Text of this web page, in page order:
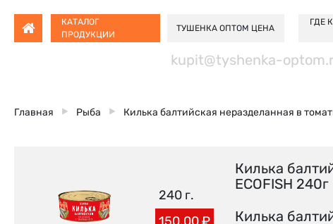
КАТАЛОГ
ПРОДУКЦИИ
ТУШЕНКА ОПТОМ ЦЕНА
ГДЕ
kupit@tyshenka-
Главная Рыба Килька балтийская неразделанная в
240 г.
Килька
ECOFISH 240г
Килька